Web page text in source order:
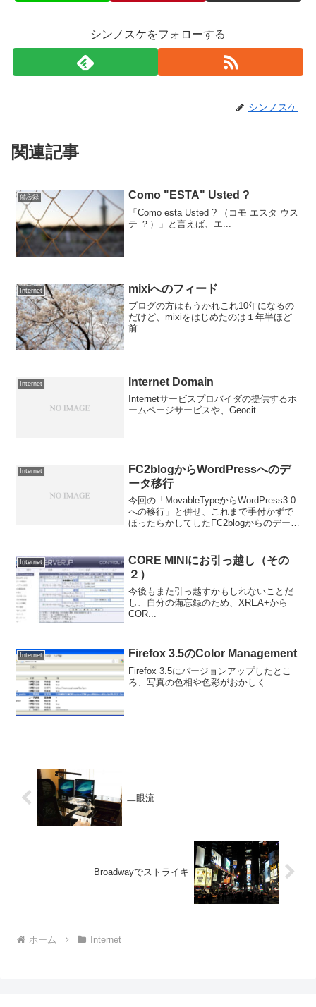
シンノスケをフォローする
シンノスケ
関連記事
備忘録 Como "ESTA" Usted ?
「Como esta Usted ? （コモ エスタ ウス
テ ？）」と言えば、エ...
Internet mixiへのフィード
ブログの方はもうかれこれ10年になるの
だけど、mixiをはじめたのは１年半ほど
前...
Internet Internet Domain
Internetサービスプロバイダの提供するホ
ームページサービスや、Geocit...
Internet
FC2blogからWordPressへのデ
ータ移行
今回の「MovableTypeからWordPress3.0
への移行」と併せ、これまで手付かずで
ほったらかしてしたFC2blogからのデータ
前のコンテンツ...
Internet
CORE MINIにお引っ越し（その
２）
今後もまた引っ越すかもしれないことだ
し、自分の備忘録のため、XREA+から
COR...
Internet Firefox 3.5のColor Management
Firefox 3.5にバージョンアップしたとこ
ろ、写真の色相や色彩がおかしく...
二眼流
Broadwayでストライキ
ホーム Internet